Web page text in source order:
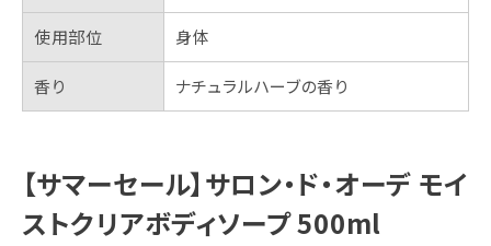
使用部位 身体
香り ナチュラルハーブの香り
【サマーセール】サロン・ド・オーデ モイ
ストクリアボディソープ 500ml